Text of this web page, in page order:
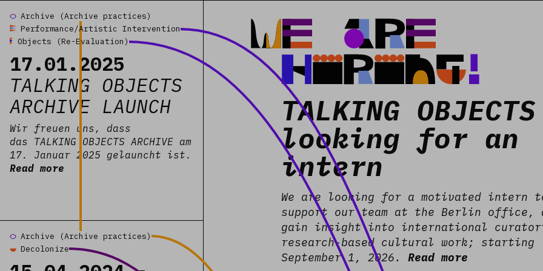
-
11. und
2026
We are
hiring!
TALKING
looking for an
intern
We are looking for a motivated intern
support our team at the Berlin office,
gain insight into international
research-based cultural work; starting
September 1, 2026. Read more
Archive (Archive practices)
Performance/Artistic Intervention
Objects (Re-Evaluation)
17.01.2025
TALKING OBJECTS
ARCHIVE LAUNCH
Wir freuen uns, dass
das TALKING OBJECTS ARCHIVE am
17. Januar 2025 gelauncht ist.
Read more
Archive (Archive practices)
Decolonize